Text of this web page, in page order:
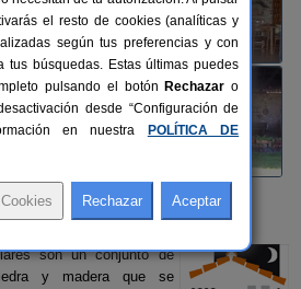
son un conjunto de
y madera que se
el resto de cookies (analíticas y
según tus preferencias y con
tus búsquedas. Estas últimas puedes
pulsando el botón Rechazar o
desde “Configuración de
en nuestra
POLÍTICA DE